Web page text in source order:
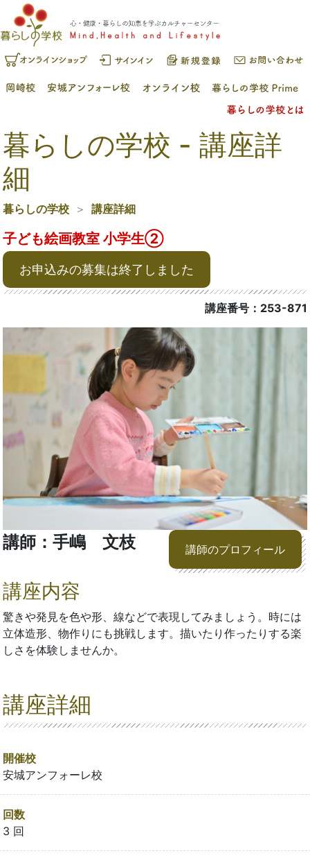
暮らしの学校 - 講座詳
細
暮らしの学校 講座詳細
子ども絵画教室 小学生➁
お申込みの募集は終了しました
講座番号：253-871
講師：手嶋 文枝 講師のプロフィール
講座内容
驚きや発見を色や形、線などで表現してみましょう。時には
立体造形、物作りにも挑戦します。描いたり作ったりする楽
しさを体験しませんか。
講座詳細
開催校
安城アンフォーレ校
回数
3 回